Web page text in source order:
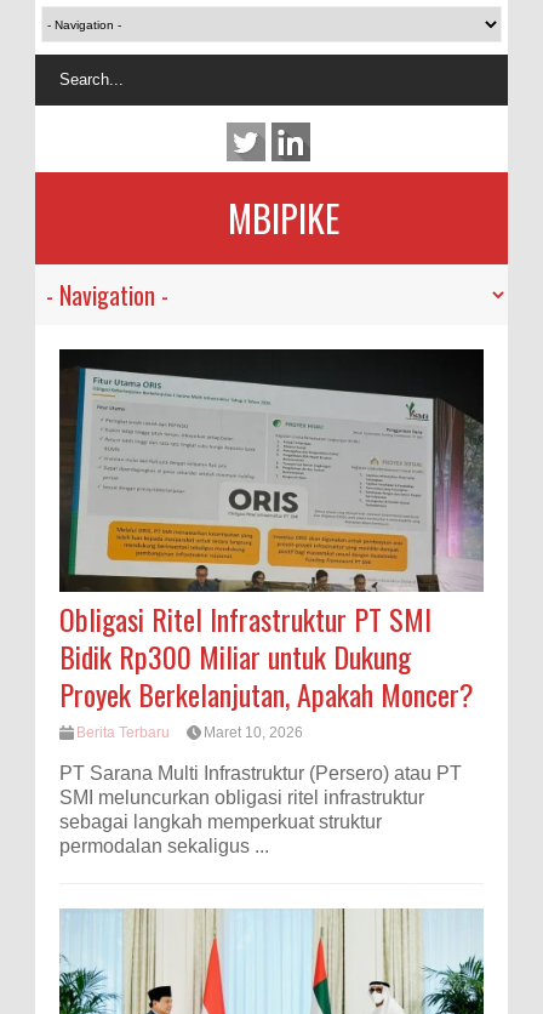
MBIPIKE
Obligasi Ritel Infrastruktur PT SMI
Bidik Rp300 Miliar untuk Dukung
Proyek Berkelanjutan, Apakah Moncer?
Berita Terbaru Maret 10, 2026
PT Sarana Multi Infrastruktur (Persero) atau PT
SMI meluncurkan obligasi ritel infrastruktur
sebagai langkah memperkuat struktur
permodalan sekaligus ...